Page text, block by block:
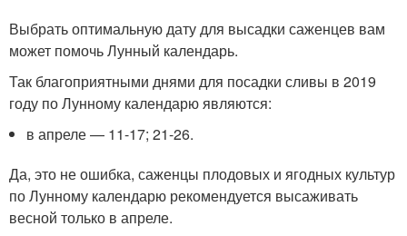
Выбрать оптимальную дату для высадки саженцев вам
может помочь Лунный календарь.
Так благоприятными днями для посадки сливы в 2019
году по Лунному календарю являются:
в апреле — 11-17; 21-26.
Да, это не ошибка, саженцы плодовых и ягодных культур
по Лунному календарю рекомендуется высаживать
весной только в апреле.